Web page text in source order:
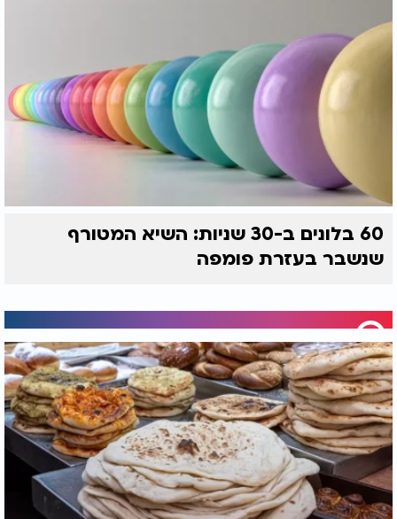
60 בלונים ב-30 שניות: השיא המטורף
שנשבר בעזרת פומפה